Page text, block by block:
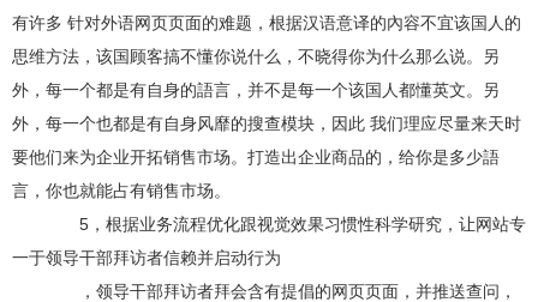
有许多 针对外语网页页面的难题，根据汉语意译的內容不宜该国人的
思维方法，该国顾客搞不懂你说什么，不晓得你为什么那么说。另
外，每一个都是有自身的語言，并不是每一个该国人都懂英文。另
外，每一个也都是有自身风靡的搜查模块，因此 我们理应尽量来天时
要他们来为企业开拓销售市场。打造出企业商品的，给你是多少語
言，你也就能占有销售市场。
5，根据业务流程优化跟视觉效果习惯性科学研究，让网站专
一于领导干部拜访者信赖并启动行为
，领导干部拜访者拜会含有提倡的网页页面，并推送查问，